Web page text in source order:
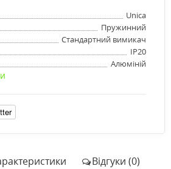
Unica
Пружинний
Стандартний вимикач
IP20
Алюміній
Відгуки (0)